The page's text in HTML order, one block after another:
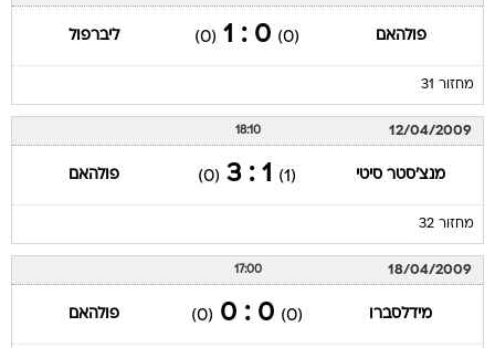
פולהאם (0)
0 : 1
(0) ליברפול
מחזור 31
12/04/2009
18:10
מנצ'סטר סיטי (1)
1 : 3
(0) פולהאם
מחזור 32
18/04/2009
17:00
מידלסברו (0)
0 : 0
(0) פולהאם